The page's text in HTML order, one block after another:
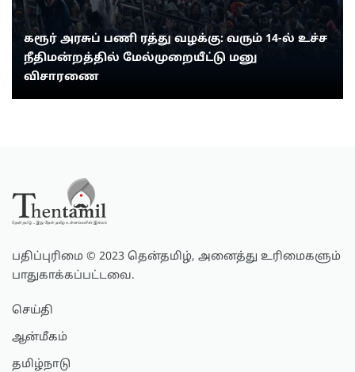
கரூர் அரசுப் பணி ரத்து வழக்கு: வரும் 14-ல் உச்ச
நீதிமன்றத்தில் மேல்முறையீட்டு மனு
விசாரணை
பதிப்புரிமை © 2023 தென்தமிழ், அனைத்து உரிமைகளும்
பாதுகாக்கப்பட்டவை.
செய்தி
ஆன்மீகம்
தமிழ்நாடு